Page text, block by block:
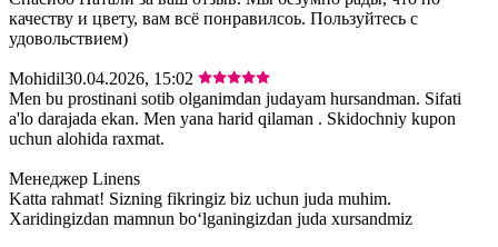
качеству и цвету, вам всё понравилсоь. Пользуйтесь с
удовольствием)
Mohidil30.04.2026, 15:02
Men bu prostinani sotib olganimdan judayam hursandman. Sifati
a'lo darajada ekan. Men yana harid qilaman . Skidochniy kupon
uchun alohida raxmat.
Менеджер Linens
Katta rahmat! Sizning fikringiz biz uchun juda muhim.
Xaridingizdan mamnun bo‘lganingizdan juda xursandmiz